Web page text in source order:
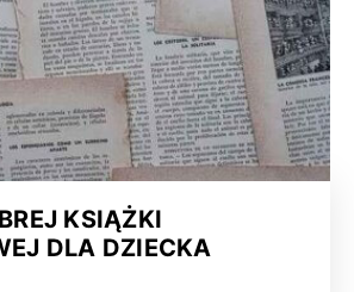
KSIĄŻKI
DLA DZIECKA